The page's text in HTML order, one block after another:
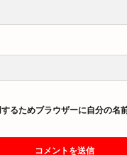
るためブラウザーに自分の名